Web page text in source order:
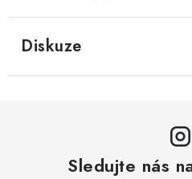
Diskuze
Sledujte nás